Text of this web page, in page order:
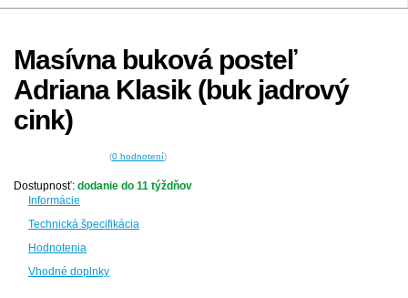
Masívna buková posteľ
Adriana Klasik (buk jadrový
cink)
(0 hodnotení)
Dostupnosť: dodanie do 11 týždňov
Informácie
Technická špecifikácia
Hodnotenia
Vhodné doplnky